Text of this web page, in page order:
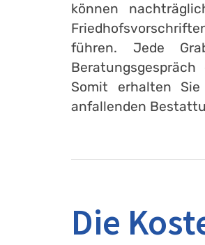
können
führen. Jede
Somit erhalten
anfallenden
Die